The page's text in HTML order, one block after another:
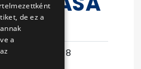
V-298/15
2016-06-08
de ez a
a